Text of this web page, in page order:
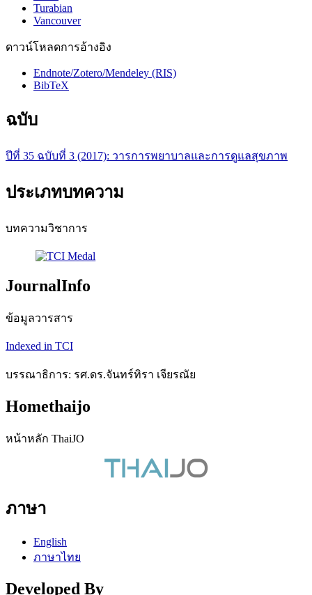
Turabian
Vancouver
ดาวน์โหลดการอ้างอิง
Endnote/Zotero/Mendeley (RIS)
BibTeX
ฉบับ
ปีที่ 35 ฉบับที่ 3 (2017): วารการพยาบาลและการดูแลสุขภาพ
ประเภทบทความ
บทความวิชาการ
JournalInfo
ข้อมูลวารสาร
Indexed in TCI
บรรณาธิการ: รศ.ดร.จันทร์ทิรา เจียรณัย
Homethaijo
หน้าหลัก ThaiJO
ภาษา
English
ภาษาไทย
Developed By